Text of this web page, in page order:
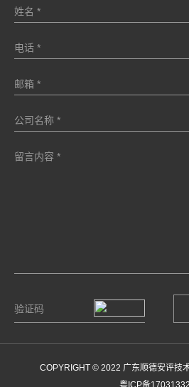
COPYRIGHT © 2022 广东顺德安评技
粤ICP备